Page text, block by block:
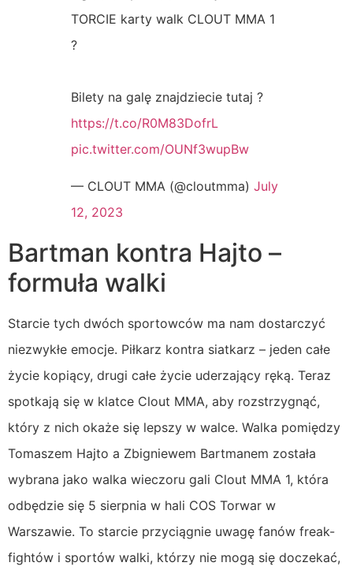
TORCIE karty walk CLOUT MMA 1
?
Bilety na galę znajdziecie tutaj ?
https://t.co/R0M83DofrL
pic.twitter.com/OUNf3wupBw
— CLOUT MMA (@cloutmma) July
12, 2023
Bartman kontra Hajto –
formuła walki
Starcie tych dwóch sportowców ma nam dostarczyć
niezwykłe emocje. Piłkarz kontra siatkarz – jeden całe
życie kopiący, drugi całe życie uderzający ręką. Teraz
spotkają się w klatce Clout MMA, aby rozstrzygnąć,
który z nich okaże się lepszy w walce. Walka pomiędzy
Tomaszem Hajto a Zbigniewem Bartmanem została
wybrana jako walka wieczoru gali Clout MMA 1, która
odbędzie się 5 sierpnia w hali COS Torwar w
Warszawie. To starcie przyciągnie uwagę fanów freak-
fightów i sportów walki, którzy nie mogą się doczekać,